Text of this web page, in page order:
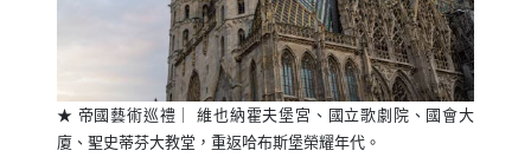
★ 帝國藝術巡禮｜ 維也納霍夫堡宮、國立歌劇院、國會大
廈、聖史蒂芬大教堂，重返哈布斯堡榮耀年代。